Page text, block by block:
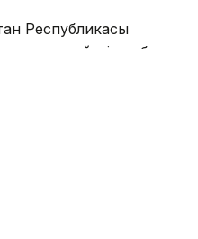
Республикасы
атынан шейхтің отбасы